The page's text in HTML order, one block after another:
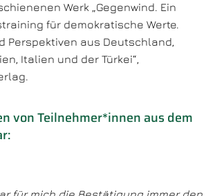
Werk „Gegenwind. Ein
für demokratische Werte.
Perspektiven aus Deutschland,
Italien und der Türkei“,
von Teilnehmer*innen aus dem